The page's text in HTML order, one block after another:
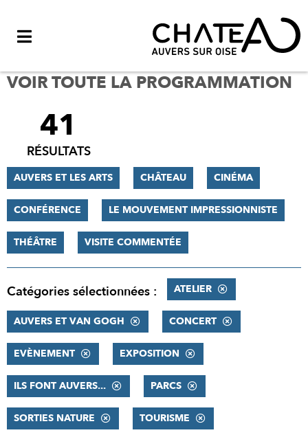
VOIR TOUTE LA PROGRAMMATION
FILTRER
RÉSULTATS
41
RÉSULTATS
AUVERS ET LES ARTS CHÂTEAU CINÉMA
CONFÉRENCE LE MOUVEMENT IMPRESSIONNISTE
THÉÂTRE VISITE COMMENTÉE
Catégories sélectionnées : ATELIER
AUVERS ET VAN GOGH CONCERT
EVÈNEMENT EXPOSITION
ILS FONT AUVERS... PARCS
SORTIES NATURE TOURISME